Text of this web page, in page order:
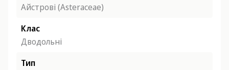
Айстрові (Asteraceae)
Клас
Дводольні
Тип